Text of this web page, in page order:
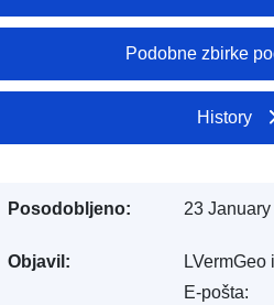
Podobne zbirke
History
Posodobljeno: 23
Objavil:
E-pošta: